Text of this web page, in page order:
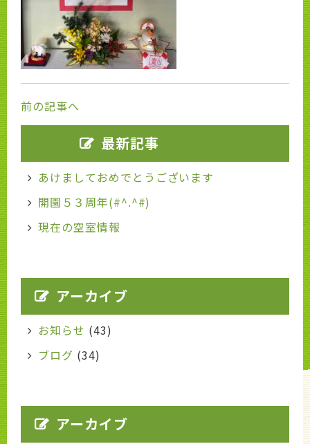
前の記事へ
最新記事
あけましておめでとうございます
開園５３周年(#^.^#)
現在の空室情報
アーカイブ
お知らせ (43)
ブログ (34)
アーカイブ